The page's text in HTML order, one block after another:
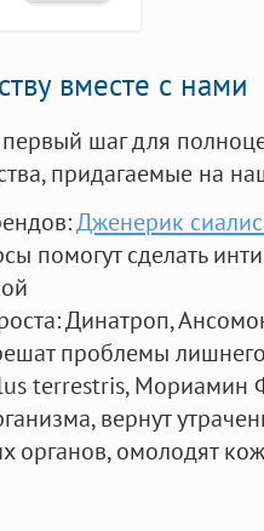
вместе с нами
шаг для
придагаемые на
Дженерик
помогут сделать
: Динатроп,
проблемы
terrestris, Мориамин
вернут
органов, омолодят